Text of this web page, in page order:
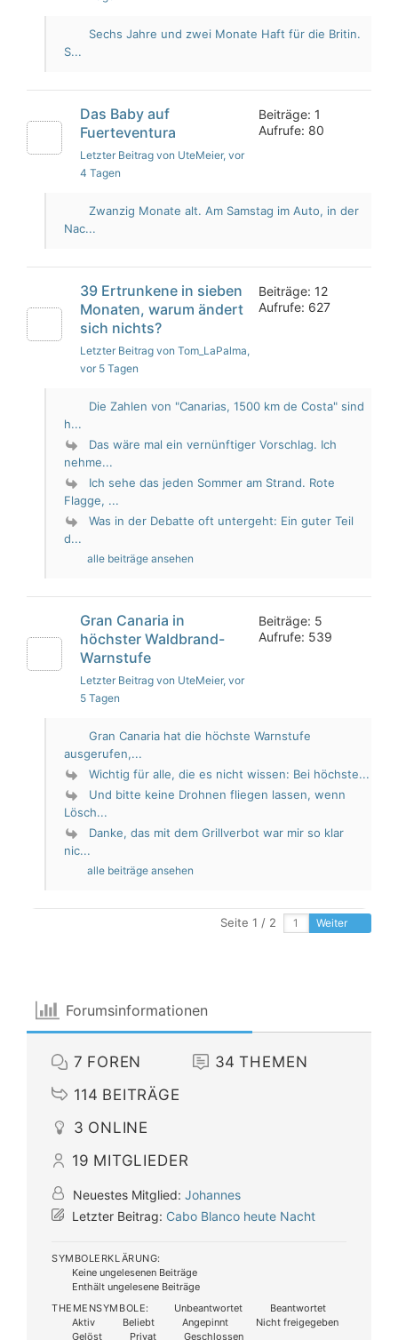
Sechs Jahre und zwei Monate Haft für die Britin.
S...
Das Baby auf
Fuerteventura
Letzter Beitrag von UteMeier, vor
4 Tagen
Beiträge: 1
Aufrufe: 80
Zwanzig Monate alt. Am Samstag im Auto, in der
Nac...
39 Ertrunkene in sieben
Monaten, warum ändert
sich nichts?
Letzter Beitrag von Tom_LaPalma,
vor 5 Tagen
Beiträge: 12
Aufrufe: 627
Die Zahlen von "Canarias, 1500 km de Costa" sind
h...
Das wäre mal ein vernünftiger Vorschlag. Ich
nehme...
Ich sehe das jeden Sommer am Strand. Rote
Flagge, ...
Was in der Debatte oft untergeht: Ein guter Teil
d...
alle beiträge ansehen
Gran Canaria in
höchster Waldbrand-
Warnstufe
Letzter Beitrag von UteMeier, vor
5 Tagen
Beiträge: 5
Aufrufe: 539
Gran Canaria hat die höchste Warnstufe
ausgerufen,...
Wichtig für alle, die es nicht wissen: Bei höchste...
Und bitte keine Drohnen fliegen lassen, wenn
Lösch...
Danke, das mit dem Grillverbot war mir so klar
nic...
alle beiträge ansehen
Seite 1 / 2 Weiter
Forumsinformationen
7 FOREN 34 THEMEN
114 BEITRÄGE
3 ONLINE
19 MITGLIEDER
Neuestes Mitglied: Johannes
Letzter Beitrag: Cabo Blanco heute Nacht
SYMBOLERKLÄRUNG:
Keine ungelesenen Beiträge
Enthält ungelesene Beiträge
THEMENSYMBOLE:
Unbeantwortet
Beantwortet
Aktiv
Beliebt Angepinnt
Nicht freigegeben
Gelöst
Privat Geschlossen